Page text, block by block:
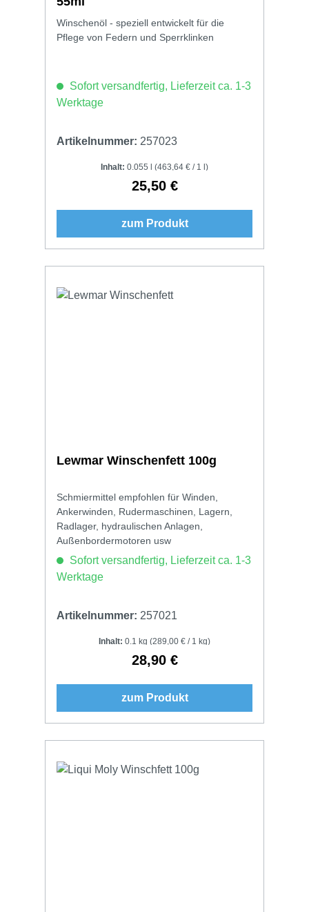
Winschenöl - speziell entwickelt für die
Pflege von Federn und Sperrklinken
Sofort versandfertig, Lieferzeit ca. 1-3
Werktage
Artikelnummer: 257023
Inhalt: 0.055 l (463,64 € / 1 l)
Regulärer Preis:
25,50 €
zum Produkt
Lewmar Winschenfett 100g
Schmiermittel empfohlen für Winden,
Ankerwinden, Rudermaschinen, Lagern,
Radlager, hydraulischen Anlagen,
Außenbordermotoren usw
Sofort versandfertig, Lieferzeit ca. 1-3
Werktage
Artikelnummer: 257021
Inhalt: 0.1 kg (289,00 € / 1 kg)
Regulärer Preis:
28,90 €
zum Produkt